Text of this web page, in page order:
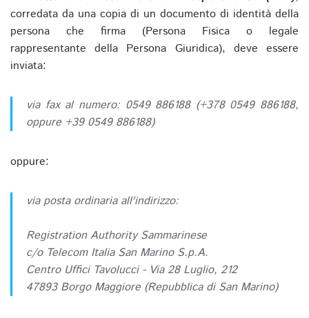
corredata da una copia di un documento di identità della
persona che firma (Persona Fisica o legale
rappresentante della Persona Giuridica), deve essere
inviata:
via fax al numero: 0549 886188 (+378 0549 886188,
oppure +39 0549 886188)
oppure:
via posta ordinaria all'indirizzo:
Registration Authority Sammarinese
c/o Telecom Italia San Marino S.p.A.
Centro Uffici Tavolucci - Via 28 Luglio, 212
47893 Borgo Maggiore (Repubblica di San Marino)